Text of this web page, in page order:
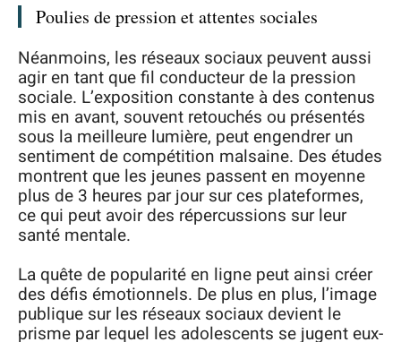
Poulies de pression et attentes sociales
Néanmoins, les réseaux sociaux peuvent aussi
agir en tant que fil conducteur de la pression
sociale. L’exposition constante à des contenus
mis en avant, souvent retouchés ou présentés
sous la meilleure lumière, peut engendrer un
sentiment de compétition malsaine. Des études
montrent que les jeunes passent en moyenne
plus de 3 heures par jour sur ces plateformes,
ce qui peut avoir des répercussions sur leur
santé mentale.
La quête de popularité en ligne peut ainsi créer
des défis émotionnels. De plus en plus, l’image
publique sur les réseaux sociaux devient le
prisme par lequel les adolescents se jugent eux-